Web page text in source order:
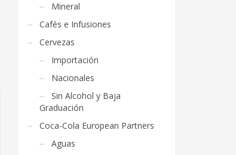
Mineral
Cafés e Infusiones
Cervezas
Importación
Nacionales
Sin Alcohol y Baja
Graduación
Coca-Cola European Partners
Aguas